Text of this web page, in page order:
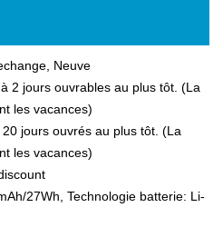
Neuve
2 jours ouvrables au plus tôt. (La
les vacances)
jours ouvrés au plus tôt. (La
les vacances)
27Wh, Technologie batterie: Li-